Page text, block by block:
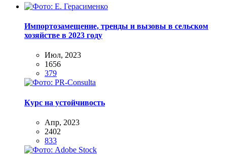
Импортозамещение, тренды и вызовы в сельском
хозяйстве в 2023 году
Июл, 2023
1656
379
Курс на устойчивость
Апр, 2023
2402
833